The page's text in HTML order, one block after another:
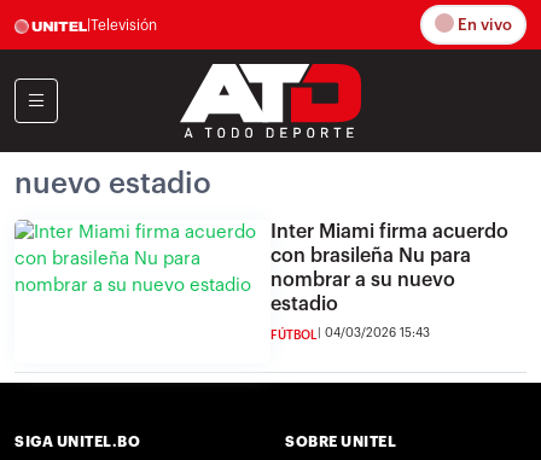
Televisión En vivo
nuevo estadio
Inter Miami firma acuerdo
con brasileña Nu para
nombrar a su nuevo
estadio
FÚTBOL 04/03/2026 15:43
SIGA UNITEL.BO SOBRE UNITEL